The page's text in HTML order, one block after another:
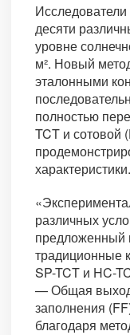
Исследователи
десяти
уровне
м². Новый
эталонными
полностью
TCT и сотовой
характеристики.
различных
предложенный
традиционные
SP-TCT и HC-
— Общая
заполнения
благодаря